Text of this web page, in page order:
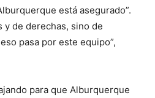
está asegurado”.
y de derechas, sino de
pasa por este equipo”,
para que Alburquerque